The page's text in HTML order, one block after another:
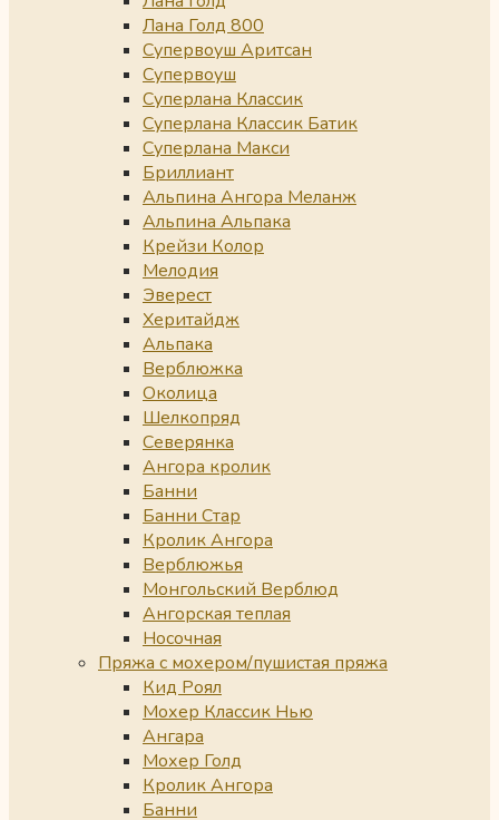
Лана Голд 800
Супервоуш Аритсан
Супервоуш
Суперлана Классик
Суперлана Классик Батик
Суперлана Макси
Бриллиант
Альпина Ангора Меланж
Альпина Альпака
Крейзи Колор
Мелодия
Эверест
Херитайдж
Альпака
Верблюжка
Околица
Шелкопряд
Северянка
Ангора кролик
Банни
Банни Стар
Кролик Ангора
Верблюжья
Монгольский Верблюд
Ангорская теплая
Носочная
Пряжа с мохером/пушистая пряжа
Кид Роял
Мохер Классик Нью
Ангара
Мохер Голд
Кролик Ангора
Банни